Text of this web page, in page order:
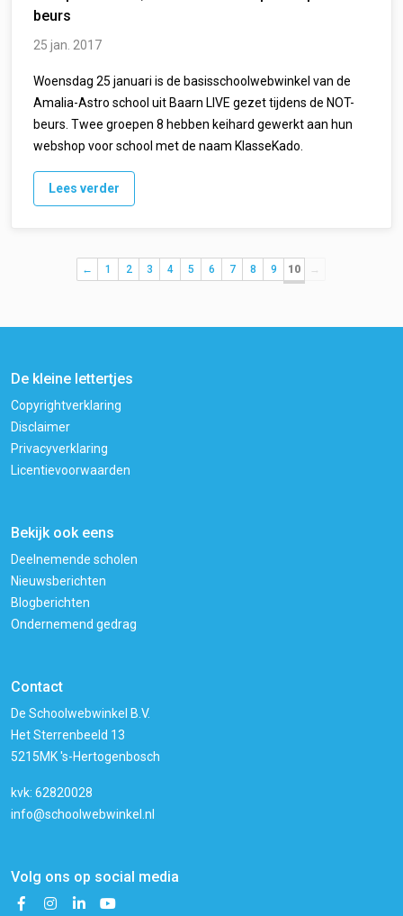
beurs
25 jan. 2017
Woensdag 25 januari is de basisschoolwebwinkel van de
Amalia-Astro school uit Baarn LIVE gezet tijdens de NOT-
beurs. Twee groepen 8 hebben keihard gewerkt aan hun
webshop voor school met de naam KlasseKado.
Lees verder
← 1 2 3 4 5 6 7 8 9 10 →
De kleine lettertjes
Copyrightverklaring
Disclaimer
Privacyverklaring
Licentievoorwaarden
Bekijk ook eens
Deelnemende scholen
Nieuwsberichten
Blogberichten
Ondernemend gedrag
Contact
De Schoolwebwinkel B.V.
Het Sterrenbeeld 13
5215MK 's-Hertogenbosch
kvk: 62820028
info@schoolwebwinkel.nl
Volg ons op social media